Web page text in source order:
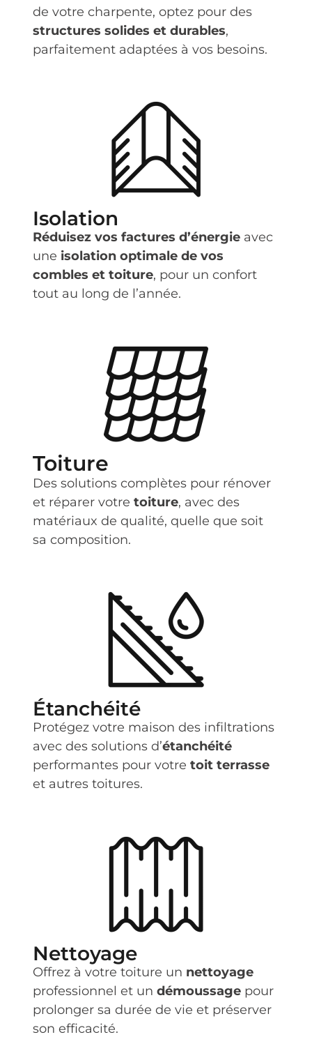
de votre charpente, optez pour des
structures solides et durables,
parfaitement adaptées à vos besoins.
Isolation
Réduisez vos factures d’énergie avec
une isolation optimale de vos
combles et toiture, pour un confort
tout au long de l’année.
Toiture
Des solutions complètes pour rénover
et réparer votretoiture, avec des
matériaux de qualité, quelle que soit
sa composition.
Étanchéité
Protégez votre maison des infiltrations
avec des solutions d’étanchéité
performantes pour votretoit terrasse
et autres toitures.
Nettoyage
Offrez à votre toiture un nettoyage
professionnel et undémoussage pour
prolonger sa durée de vie et préserver
son efficacité.